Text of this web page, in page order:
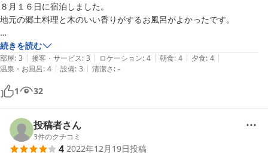
歯ブラシも無し。
よく行く温泉旅館があるのだけど、お風呂は24時まで、食事の内容は
こちらより充実していてアメニティもしっかりしている。
それでこちらより3000円程安い。
うーん、ここ大きな民宿という感じなので、もっと金額下げた方がいい
んじゃないかな…。
８月１６日に宿泊しました。
地元の郷土料理と木のいい香りがするお風呂がよかったです。
豚とレタスの味噌鍋が絶品でした。
また機会があれば、宿泊してみたいです。
続きを読む
部屋: 3 | 接客・サービス: 3 | ロケーション: 4 | 朝食: 4 | 夕食: 4 |
温泉・お風呂: 4 | 設備: 3 | 清潔さ: -
1 32
投稿者さん
3件のクチコミ
4 2022年12月19日投稿